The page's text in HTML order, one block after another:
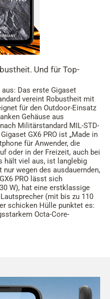
Und für Top-
Das erste Gigaset
vereint Robustheit mit
für den Outdoor-Einsatz
Gehäuse aus
Militärstandard MIL-STD-
GX6 PRO ist „Made in
für Anwender, die
oder in der Freizeit, auch bei
hält viel aus, ist langlebig
wegen des ausdauernden,
PRO lässt sich
W), hat eine erstklassige
(mit bis zu 110
schicken Hülle punktet es:
Octa-Core-